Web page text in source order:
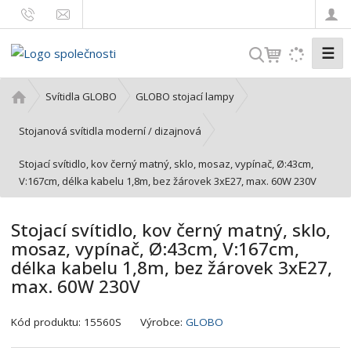
V
a
t
☰
o
n
í
s
r
a
n
a
Svítidla GLOBO GLOBO stojací lampy
Stojanová svítidla moderní / dizajnová
Stojací svítidlo, kov černý matný, sklo, mosaz, vypínač, Ø:43cm,
V:167cm, délka kabelu 1,8m, bez žárovek 3xE27, max. 60W 230V
Stojací svítidlo, kov černý matný, sklo,
mosaz, vypínač, Ø:43cm, V:167cm,
délka kabelu 1,8m, bez žárovek 3xE27,
max. 60W 230V
Kód produktu: 15560S
K
Výrobce:GLOBO